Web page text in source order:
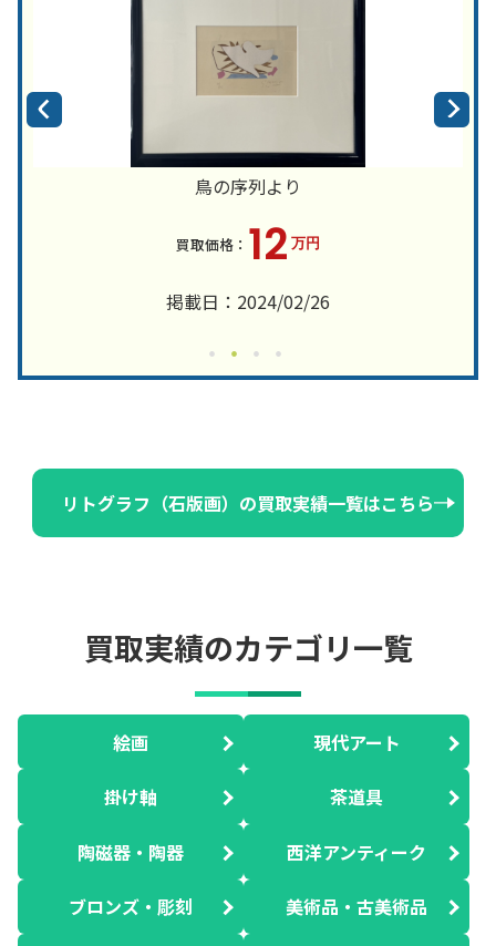
鳥の序列より
12 万円
掲載日：2024/02/26
リトグラフ（石版画）の買取実績一覧はこちら
買取実績のカテゴリ一覧
絵画 現代アート
掛け軸 茶道具
陶磁器・陶器 西洋アンティーク
ブロンズ・彫刻 美術品・古美術品